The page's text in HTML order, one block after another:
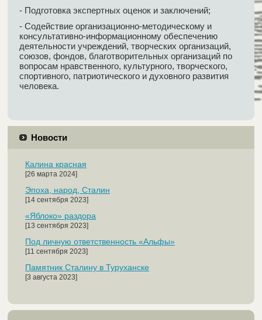
- Подготовка экспертных оценок и заключений;
- Содействие организационно-методическому и
консультативно-информационному обеспечению
деятельности учреждений, творческих организаций,
союзов, фондов, благотворительных организаций по
вопросам нравственного, культурного, творческого,
спортивного, патриотического и духовного развития
человека.
Новости
Калина красная
[26 марта 2024]
Эпоха, народ, Сталин
[14 сентября 2023]
«Яблоко» раздора
[13 сентября 2023]
Под личную ответственность «Альфы»
[11 сентября 2023]
Памятник Сталину в Туруханске
[3 августа 2023]